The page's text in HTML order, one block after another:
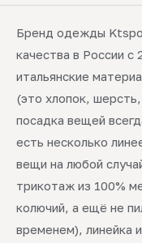
Бренд одежды
качества в России с
итальянские
(это хлопок,
посадка вещей
есть несколько
вещи на любой
трикотаж из 100%
колючий, а ещё не
временем), линейка